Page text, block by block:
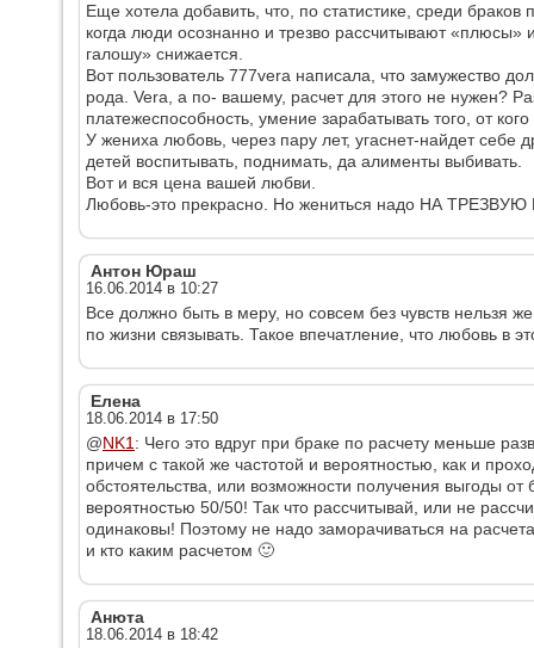
Еще хотела добавить, что, по статистике, среди
когда люди осознанно и трезво рассчитывают «плюсы»
галошу» снижается.
Вот пользователь 777vera написала, что замужество
рода. Vera, а по- вашему, расчет для этого не нужен?
платежеспособность, умение зарабатывать того, от
У жениха любовь, через пару лет, угаснет-найдет себе
детей воспитывать, поднимать, да алименты выбивать.
Вот и вся цена вашей любви.
Любовь-это прекрасно. Но жениться надо НА
Антон Юраш
16.06.2014 в 10:27
Все должно быть в меру, но совсем без чувств нельзя
по жизни связывать. Такое впечатление, что любовь в
Елена
18.06.2014 в 17:50
@NK1 : Чего это вдруг при браке по расчету меньше
причем с такой же частотой и вероятностью, как и
обстоятельства, или возможности получения выгоды от
вероятностью 50/50! Так что рассчитывай, или не
одинаковы! Поэтому не надо заморачиваться на
и кто каким расчетом 🙂
Анюта
18.06.2014 в 18:42